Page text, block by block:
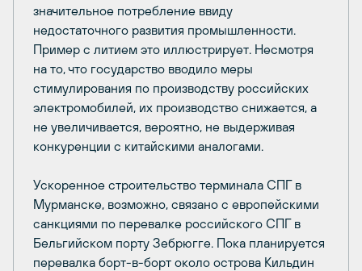
значительное потребление ввиду
недостаточного развития промышленности.
Пример с литием это иллюстрирует. Несмотря
на то, что государство вводило меры
стимулирования по производству российских
электромобилей, их производство снижается, а
не увеличивается, вероятно, не выдерживая
конкуренции с китайскими аналогами.
Ускоренное строительство терминала СПГ в
Мурманске, возможно, связано с европейскими
санкциями по перевалке российского СПГ в
Бельгийском порту Зебрюгге. Пока планируется
перевалка борт-в-борт около острова Кильдин